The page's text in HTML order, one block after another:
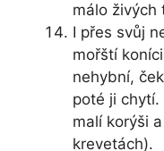
málo živých
I přes svůj
mořští
nehybní,
poté ji
malí korýši
krevetách).